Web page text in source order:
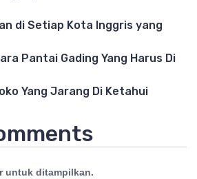
di Setiap Kota Inggris yang
Pantai Gading Yang Harus Di
Yang Jarang Di Ketahui
untuk ditampilkan.